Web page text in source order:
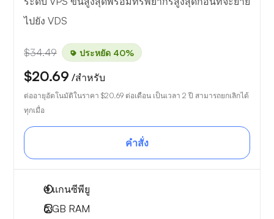
ไปยัง VDS
$34.49 ประหยัด 40%
$20.69 /สำหรับ
ต่ออายุอัตโนมัติในราคา $20.69 ต่อเดือน เป็นเวลา 2 ปี สามารถยกเลิกได้
ทุกเมื่อ
คำสั่ง
4แกนซีพียู
6 GB RAM